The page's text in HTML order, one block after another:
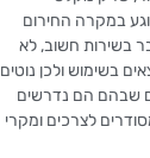
במקרה החירום
בשירות חשוב, לא
בשימוש ולכן נוטים
שבהם הם נדרשים
לצרכים ומקרי